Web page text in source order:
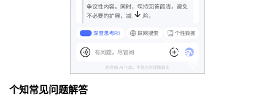
个知常见问题解答